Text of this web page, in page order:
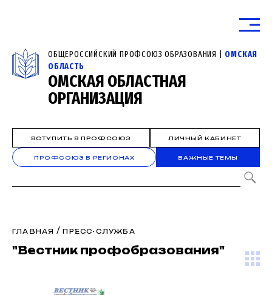
ОБЩЕРОССИЙСКИЙ ПРОФСОЮЗ ОБРАЗОВАНИЯ | ОМСКАЯ
ОБЛАСТЬ
ОМСКАЯ ОБЛАСТНАЯ
ОРГАНИЗАЦИЯ
ВСТУПИТЬ В ПРОФСОЮЗ ЛИЧНЫЙ КАБИНЕТ
ПРОФСОЮЗ В РЕГИОНАХ ВАЖНЫЕ ТЕМЫ
ГЛАВНАЯ /ПРЕСС-СЛУЖБА
"Вестник профобразования"